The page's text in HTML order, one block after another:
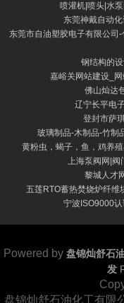
喷灌机|喷头|水
东莞神戴自动
东莞市自油塑胶电子有限公司
钢结构的
嘉峪关网站建设_
佛山灿达
辽宁长平电
登封市萨
玻璃制品-木制品-竹制
黄粉虫，蝎子，鱼，鸡养
上海泵阀网|
黎城人才
五莲RTO蓄热焚烧炉纤维
宁波ISO9000
Powered by 盘锦灿舒石
发
盘锦灿舒石油化工有限